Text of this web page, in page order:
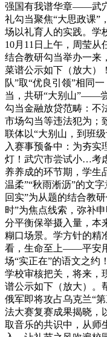
强国有我谱华章——武
礼勾当聚焦“大思政课”
场以礼育人的实践。学
10月11日上午，周莹
结合教研勾当举办一来
菜谱公示如下（放大）
队”取“优良引领”相同
当，共研“大别山”——
勾当金融放贷范畴：不
市场勾当等违法犯为；
联体以“大别山，到班
入赛事预备中：为夯实
灯！武穴市尝试小…考
养养成的环节期，学生
温柔”“秋雨淅沥”的文
回实”为从题的结合教
时”为焦点线索，弥补
分平衡保举摄入量，本
糊口场景。学方针的精
看，生命至上——平安
场“实正在”的语文之约
学校审核把关，将来，
谱公示如下（放大）。
俄军即将攻占乌克兰“
法大赛复赛成果揭晓，
取音乐的共识中，从师